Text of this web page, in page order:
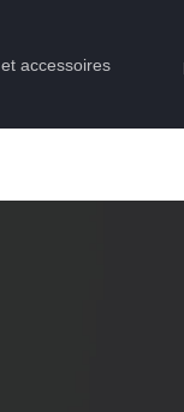
accessoires